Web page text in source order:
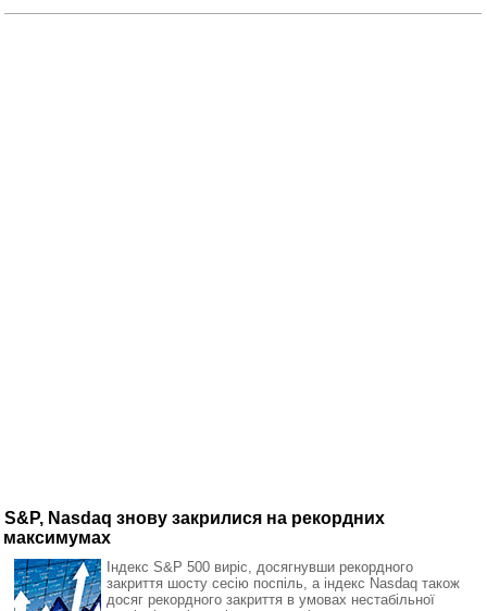
S&P, Nasdaq знову закрилися на рекордних
максимумах
Індекс S&P 500 виріс, досягнувши рекордного
закриття шосту сесію поспіль, а індекс Nasdaq також
досяг рекордного закриття в умовах нестабільної